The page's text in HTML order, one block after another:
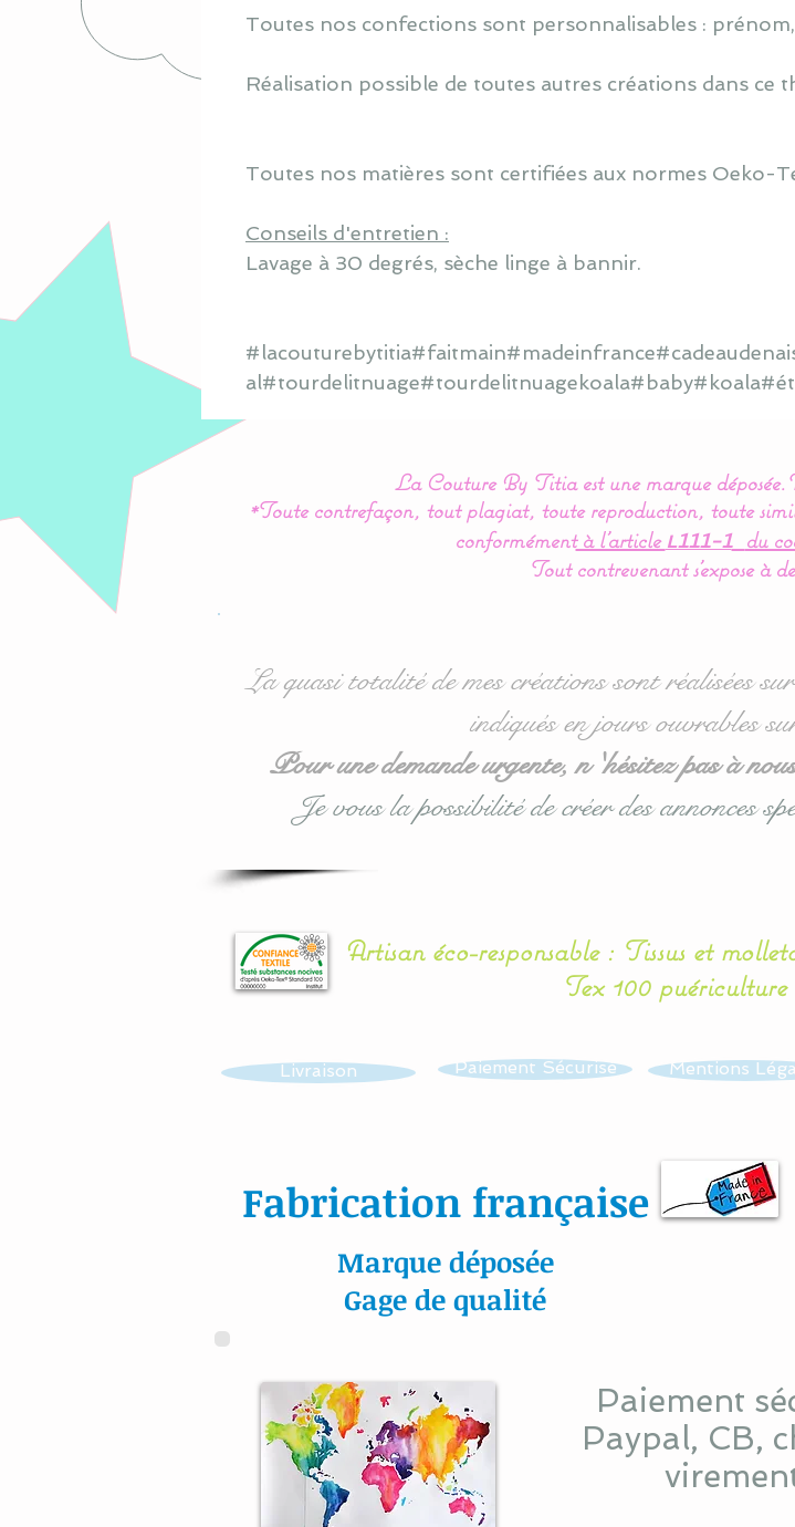
Toutes nos confections sont personnalisables :
Réalisation possible de toutes autres créations dans ce
Toutes nos matières sont certifiées aux normes Oeko-
Conseils d'entretien :
Lavage à 30 degrés, sèche linge à bannir.
La Couture By Titia est une marque déposée.
*Toute contrefaçon, tout plagiat, toute reproduction, toute
conformémentà l’article L111-1
du
Tout contrevenant s'expose à
La quasi totalité de mes créations sont réalisées
indiqués en jours ouvrables
Pour une demande urgente, n 'hésitez pas à
Je vous la possibilité de créer des annonces
Artisan éco-responsable : Tissus et
Tex 100 puériculture
Livraison Paiement Sécurisé Mentions
Fabrication française
Marque déposée
Gage de qualité
Paiement
Paypal, CB,